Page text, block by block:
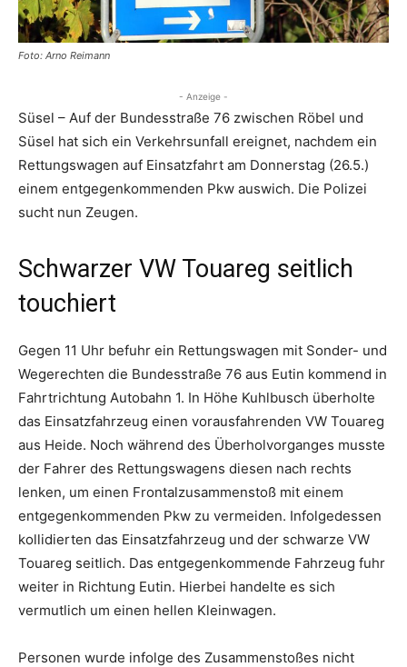
Foto: Arno Reimann
- Anzeige -
Süsel – Auf der Bundesstraße 76 zwischen Röbel und
Süsel hat sich ein Verkehrsunfall ereignet, nachdem ein
Rettungswagen auf Einsatzfahrt am Donnerstag (26.5.)
einem entgegenkommenden Pkw auswich. Die Polizei
sucht nun Zeugen.
Schwarzer VW Touareg seitlich
touchiert
Gegen 11 Uhr befuhr ein Rettungswagen mit Sonder- und
Wegerechten die Bundesstraße 76 aus Eutin kommend in
Fahrtrichtung Autobahn 1. In Höhe Kuhlbusch überholte
das Einsatzfahrzeug einen vorausfahrenden VW Touareg
aus Heide. Noch während des Überholvorganges musste
der Fahrer des Rettungswagens diesen nach rechts
lenken, um einen Frontalzusammenstoß mit einem
entgegenkommenden Pkw zu vermeiden. Infolgedessen
kollidierten das Einsatzfahrzeug und der schwarze VW
Touareg seitlich. Das entgegenkommende Fahrzeug fuhr
weiter in Richtung Eutin. Hierbei handelte es sich
vermutlich um einen hellen Kleinwagen.
Personen wurde infolge des Zusammenstoßes nicht